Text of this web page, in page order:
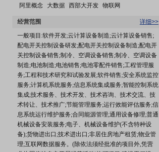
阿里概念
大数据 西部大开发 物联网
经营范围
详细>>
一般项目:软件开发;云计算设备制造;云计算设备销售;
配电开关控制设备研发;配电开关控制设备制造;配电开
关控制设备销售;制冷、空调设备销售;制冷、空调设备
制造;电池制造;电池销售;电池零配件销售;工程管理服
务;工程和技术研究和试验发展;软件销售;安全系统监控
服务;计算机系统服务;信息系统集成服务;智能控制系统
集成;技术服务、技术开发、技术咨询、技术交流、技
术转让、技术推广;节能管理服务;运行效能评估服务;信
息系统运行维护服务;合同能源管理;通用设备修理;普通
机械设备安装服务;电子、机械设备维护(不含特种设
备);货物进出口;技术进出口;非居住房地产租赁;物业管
理;互联网数据服务。(除依法须经批准的项目外,凭营